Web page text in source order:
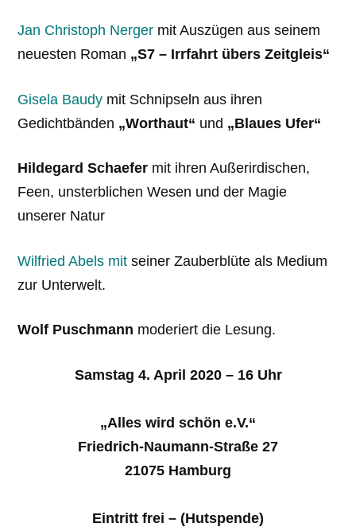
Jan Christoph Nerger mit Auszügen aus seinem
neuesten Roman „S7 – Irrfahrt übers Zeitgleis“
Gisela Baudy mit Schnipseln aus ihren
Gedichtbänden „Worthaut“ und „Blaues Ufer“
Hildegard Schaefer mit ihren Außerirdischen,
Feen, unsterblichen Wesen und der Magie
unserer Natur
Wilfried Abels mit seiner Zauberblüte als Medium
zur Unterwelt.
Wolf Puschmann moderiert die Lesung.
Samstag 4. April 2020 – 16 Uhr
„Alles wird schön e.V.“
Friedrich-Naumann-Straße 27
21075 Hamburg
Eintritt frei – (Hutspende)